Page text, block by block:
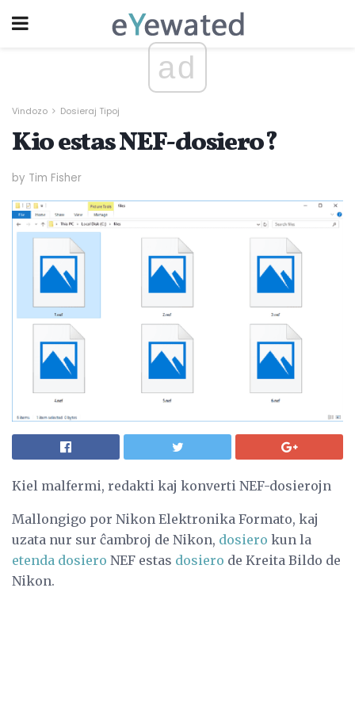
ad
Vindozo Dosieraj Tipoj
Kio estas NEF-dosiero?
by Tim Fisher
Kiel malfermi, redakti kaj konverti NEF-dosierojn
Mallongigo por Nikon Elektronika Formato, kaj
uzata nur sur ĉambroj de Nikon, dosiero kun la
etenda dosiero NEF estas dosiero de Kreita Bildo de
Nikon.